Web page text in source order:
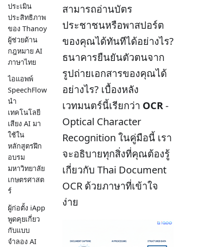
ประเมิน
ประสิทธิภาพ
ของ Thanoy
ผู้ช่วยด้าน
กฎหมาย AI
ภาษาไทย
ไอแอพพ์
SpeechFlow
นำ
เทคโนโลยี
เสียง AI มา
ใช้ใน
หลักสูตรฝึก
อบรม
มหาวิทยาลัย
เกษตรศาสต
ร์
ผู้ก่อตั้ง iApp
พูดคุยเกี่ยว
กับแบบ
จำลอง AI
สามารถอ่านบัตร
ประชาชนหรือพาสปอร์ต
ของคุณได้ทันทีได้อย่างไร?
ธนาคารยืนยันตัวตนจาก
รูปถ่ายเอกสารของคุณได้
อย่างไร? เบื้องหลัง
เวทมนตร์นี้เรียกว่า OCR-
Optical Character
Recognition ในคู่มือนี้ เรา
จะอธิบายทุกสิ่งที่คุณต้องรู้
เกี่ยวกับ Thai Document
OCR ด้วยภาษาที่เข้าใจ
ง่าย